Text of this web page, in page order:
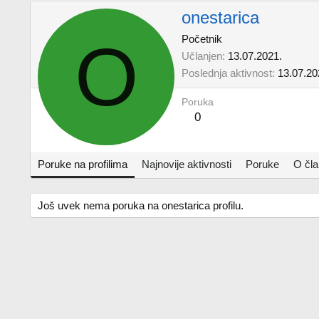
O
onestarica
Početnik
Učlanjen 13.07.2021.
Poslednja aktivnost
Poruka
0
Poruke na profilima Najnovije aktivnosti Poruke O
Još uvek nema poruka na onestarica profilu.